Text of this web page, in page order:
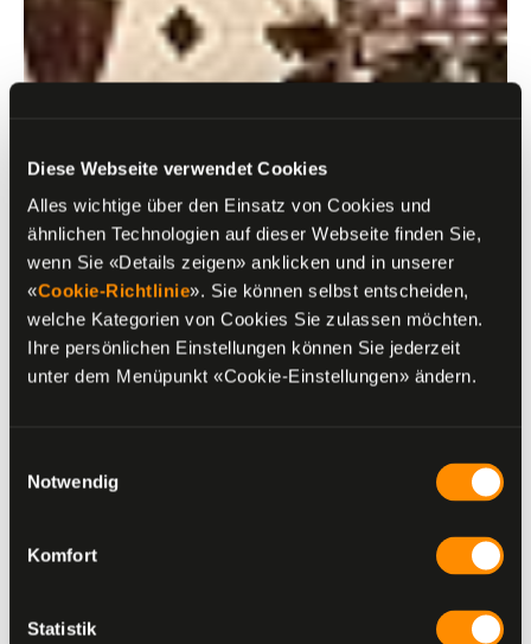
Diese Webseite verwendet Cookies
Alles wichtige über den Einsatz von Cookies und
ähnlichen Technologien auf dieser Webseite finden Sie,
wenn Sie «Details zeigen» anklicken und in unserer
«Cookie-Richtlinie». Sie können selbst entscheiden,
welche Kategorien von Cookies Sie zulassen möchten.
Ihre persönlichen Einstellungen können Sie jederzeit
unter dem Menüpunkt «Cookie-Einstellungen» ändern.
Notwendig
Komfort
Statistik